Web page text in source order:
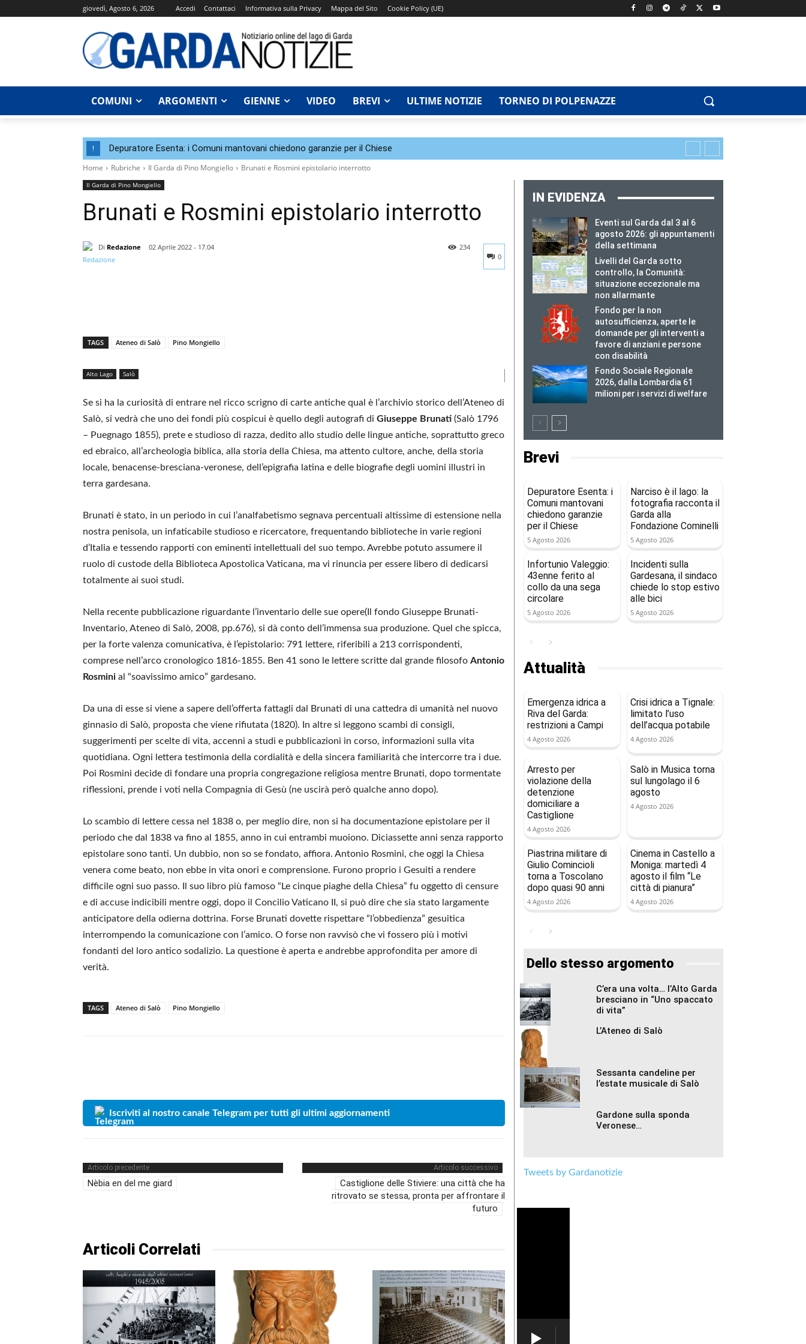
giovedì, Agosto 6, 2026 Accedi Contattaci Informativa sulla Privacy Mappa del Sito Cookie Policy (UE)
COMUNI ARGOMENTI GIENNE VIDEO BREVI ULTIME NOTIZIE TORNEO DI POLPENAZZE
! Depuratore Esenta: i Comuni mantovani chiedono garanzie per il Chiese
Home Rubriche Il Garda di Pino Mongiello Brunati e Rosmini epistolario interrotto
Il Garda di Pino Mongiello
Brunati e Rosmini epistolario interrotto
Di Redazione
02 Aprile 2022 - 17.04
0
234
TAGS Ateneo di Salò Pino Mongiello
Alto Lago Salò
Se si ha la curiosità di entrare nel ricco scrigno di carte antiche qual è l’archivio storico dell’Ateneo di
Salò, si vedrà che uno dei fondi più cospicui è quello degli autografi di Giuseppe Brunati (Salò 1796
– Puegnago 1855), prete e studioso di razza, dedito allo studio delle lingue antiche, soprattutto greco
ed ebraico, all’archeologia biblica, alla storia della Chiesa, ma attento cultore, anche, della storia
locale, benacense-bresciana-veronese, dell’epigrafia latina e delle biografie degli uomini illustri in
terra gardesana.
Brunati è stato, in un periodo in cui l’analfabetismo segnava percentuali altissime di estensione nella
nostra penisola, un infaticabile studioso e ricercatore, frequentando biblioteche in varie regioni
d’Italia e tessendo rapporti con eminenti intellettuali del suo tempo. Avrebbe potuto assumere il
ruolo di custode della Biblioteca Apostolica Vaticana, ma vi rinuncia per essere libero di dedicarsi
totalmente ai suoi studi.
Nella recente pubblicazione riguardante l’inventario delle sue opere(Il fondo Giuseppe Brunati-
Inventario, Ateneo di Salò, 2008, pp.676), si dà conto dell’immensa sua produzione. Quel che spicca,
per la forte valenza comunicativa, è l’epistolario: 791 lettere, riferibili a 213 corrispondenti,
comprese nell’arco cronologico 1816-1855. Ben 41 sono le lettere scritte dal grande filosofo Antonio
Rosmini al “soavissimo amico” gardesano.
Da una di esse si viene a sapere dell’offerta fattagli dal Brunati di una cattedra di umanità nel nuovo
ginnasio di Salò, proposta che viene rifiutata (1820). In altre si leggono scambi di consigli,
suggerimenti per scelte di vita, accenni a studi e pubblicazioni in corso, informazioni sulla vita
quotidiana. Ogni lettera testimonia della cordialità e della sincera familiarità che intercorre tra i due.
Poi Rosmini decide di fondare una propria congregazione religiosa mentre Brunati, dopo tormentate
riflessioni, prende i voti nella Compagnia di Gesù (ne uscirà però qualche anno dopo).
Lo scambio di lettere cessa nel 1838 o, per meglio dire, non si ha documentazione epistolare per il
periodo che dal 1838 va fino al 1855, anno in cui entrambi muoiono. Diciassette anni senza rapporto
epistolare sono tanti. Un dubbio, non so se fondato, affiora. Antonio Rosmini, che oggi la Chiesa
venera come beato, non ebbe in vita onori e comprensione. Furono proprio i Gesuiti a rendere
difficile ogni suo passo. Il suo libro più famoso “Le cinque piaghe della Chiesa” fu oggetto di censure
e di accuse indicibili mentre oggi, dopo il Concilio Vaticano II, si può dire che sia stato largamente
anticipatore della odierna dottrina. Forse Brunati dovette rispettare “l’obbedienza” gesuitica
interrompendo la comunicazione con l’amico. O forse non ravvisò che vi fossero più i motivi
fondanti del loro antico sodalizio. La questione è aperta e andrebbe approfondita per amore di
verità.
TAGS Ateneo di Salò Pino Mongiello
Iscriviti al nostro canale Telegram per tutti gli ultimi aggiornamenti
Articolo precedente
Nèbia en del me giard
Articolo successivo
Castiglione delle Stiviere: una città che ha
ritrovato se stessa, pronta per affrontare il
futuro
Articoli Correlati
IN EVIDENZA
Eventi sul Garda dal 3 al 6
agosto 2026: gli appuntamenti
della settimana
Livelli del Garda sotto
controllo, la Comunità:
situazione eccezionale ma
non allarmante
Fondo per la non
autosufficienza, aperte le
domande per gli interventi a
favore di anziani e persone
con disabilità
Fondo Sociale Regionale
2026, dalla Lombardia 61
milioni per i servizi di welfare
Brevi
Depuratore Esenta: i
Comuni mantovani
chiedono garanzie
per il Chiese
5 Agosto 2026
Narciso è il lago: la
fotografia racconta il
Garda alla
Fondazione Cominelli
5 Agosto 2026
Infortunio Valeggio:
43enne ferito al
collo da una sega
circolare
5 Agosto 2026
Incidenti sulla
Gardesana, il sindaco
chiede lo stop estivo
alle bici
5 Agosto 2026
Attualità
Emergenza idrica a
Riva del Garda:
restrizioni a Campi
4 Agosto 2026
Crisi idrica a Tignale:
limitato l’uso
dell’acqua potabile
4 Agosto 2026
Arresto per
violazione della
detenzione
domiciliare a
Castiglione
4 Agosto 2026
Salò in Musica torna
sul lungolago il 6
agosto
4 Agosto 2026
Piastrina militare di
Giulio Comincioli
torna a Toscolano
dopo quasi 90 anni
4 Agosto 2026
Cinema in Castello a
Moniga: martedì 4
agosto il film “Le
città di pianura”
4 Agosto 2026
Dello stesso argomento
C’era una volta… l’Alto Garda
bresciano in “Uno spaccato
di vita”
L’Ateneo di Salò
Sessanta candeline per
l’estate musicale di Salò
Gardone sulla sponda
Veronese…
Tweets by Gardanotizie